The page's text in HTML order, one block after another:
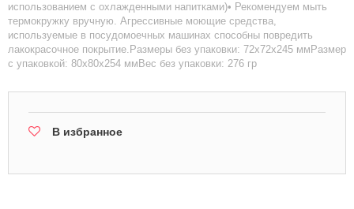
использованием с охлажденными напитками)• Рекомендуем мыть
термокружку вручную. Агрессивные моющие средства,
используемые в посудомоечных машинах способны повредить
лакокрасочное покрытие.Размеры без упаковки: 72х72х245 ммРазмер
с упаковкой: 80х80х254 ммВес без упаковки: 276 гр
В избранное